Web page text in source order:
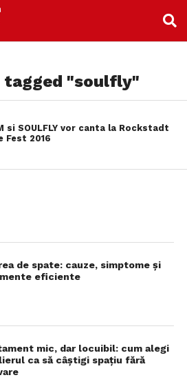
tagged "soulfly"
si SOULFLY vor canta la Rockstadt
Fest 2016
de spate: cauze, simptome și
eficiente
mic, dar locuibil: cum alegi
ca să câștigi spațiu fără